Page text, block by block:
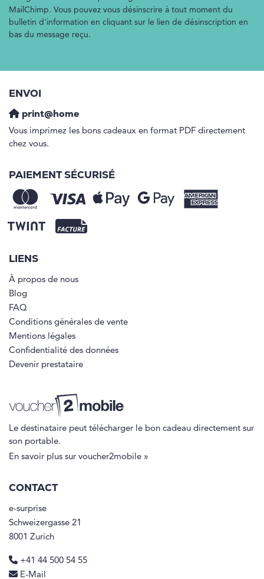
MailChimp. Vous pouvez vous désinscrire à tout moment du
bulletin d'information en cliquant sur le lien de désinscription en
bas du message reçu.
ENVOI
print@home
Vous imprimez les bons cadeaux en format PDF directement
chez vous.
PAIEMENT SÉCURISÉ
LIENS
À propos de nous
Blog
FAQ
Conditions générales de vente
Mentions légales
Confidentialité des données
Devenir prestataire
Le destinataire peut télécharger le bon cadeau directement sur
son portable.
En savoir plus sur voucher2mobile »
CONTACT
e-surprise
Schweizergasse 21
8001 Zurich
+41 44 500 54 55
E-Mail